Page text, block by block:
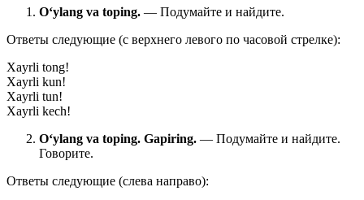
O‘ylang va toping. — Подумайте и найдите.
Ответы следующие (с верхнего левого по часовой стрелке):
Xayrli tong!
Xayrli kun!
Xayrli tun!
Xayrli kech!
O‘ylang va toping. Gapiring. — Подумайте и найдите.
Говорите.
Ответы следующие (слева направо):